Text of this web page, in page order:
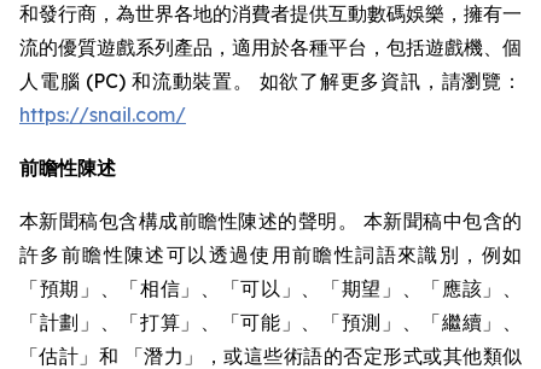
和發行商，為世界各地的消費者提供互動數碼娛樂，擁有一
流的優質遊戲系列產品，適用於各種平台，包括遊戲機、個
人電腦 (PC) 和流動裝置。 如欲了解更多資訊，請瀏覽：
https://snail.com/
前瞻性陳述
本新聞稿包含構成前瞻性陳述的聲明。 本新聞稿中包含的
許多前瞻性陳述可以透過使用前瞻性詞語來識別，例如
「預期」、「相信」、「可以」、「期望」、「應該」、
「計劃」、「打算」、「可能」、「預測」、「繼續」、
「估計」和 「潛力」，或這些術語的否定形式或其他類似